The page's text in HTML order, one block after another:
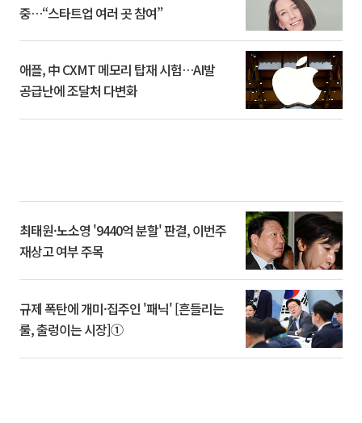
중…“스타트업 여러 곳 참여”
애플, 中 CXMT 메모리 탑재 시험…AI발
공급난에 조달처 다변화
최태원·노소영 '9440억 분할' 판결, 이번주
재상고 여부 주목
규제 폭탄에 개미·집주인 '패닉' [흔들리는
룰, 출렁이는 시장]①